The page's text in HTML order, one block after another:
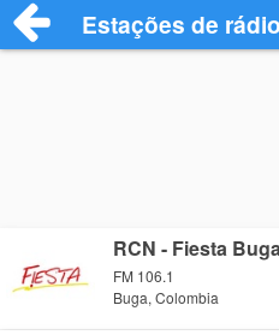
Estações de
RCN - Fiesta
FM 106.1
Buga, Colombia